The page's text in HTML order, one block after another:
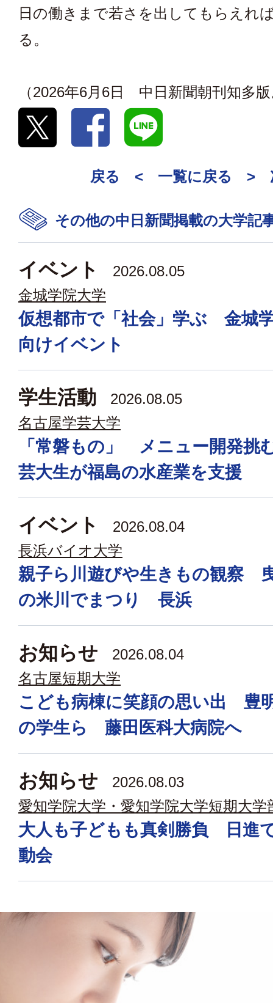
日の働きまで若さを出してもらえれ
る。
（2026年6月6日 中日新聞朝刊知多
戻る < 一覧に戻る >
その他の中日新聞掲載の大学記
イベント
2026.08.05
金城学院大学
仮想都市で「社会」学ぶ 金城
向けイベント
学生活動
2026.08.05
名古屋学芸大学
「常磐もの」 メニュー開発
芸大生が福島の水産業を支援
イベント
2026.08.04
長浜バイオ大学
親子ら川遊びや生きもの観察
の米川でまつり 長浜
お知らせ
2026.08.04
名古屋短期大学
こども病棟に笑顔の思い出 豊
の学生ら 藤田医科大病院へ
お知らせ
2026.08.03
愛知学院大学・愛知学院大学短期大学
大人も子どもも真剣勝負 日進
動会